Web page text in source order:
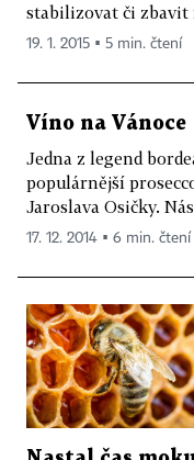
stabilizovat či zbavit
19. 1. 2015 ▪ 5 min. čtení
Víno na Vánoce
Jedna z legend
populárnější
Jaroslava Osičky.
17. 12. 2014 ▪ 6 min. čtení